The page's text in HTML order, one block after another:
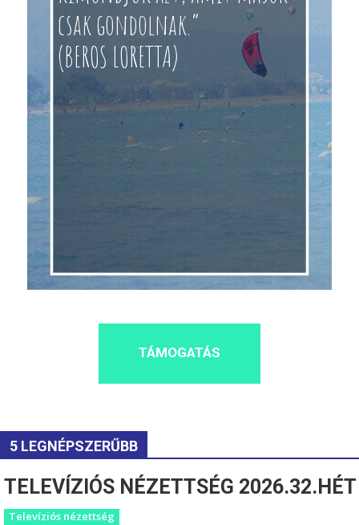
csak gondolnak.”
(BEROS LORETTA)
TÁMOGATÁS
5 LEGNÉPSZERŰBB
TELEVÍZIÓS NÉZETTSÉG 2026.32.HÉT
Televíziós nézettség